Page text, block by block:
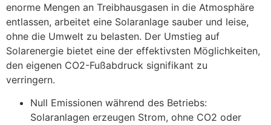
enorme Mengen an Treibhausgasen in die Atmosphäre
entlassen, arbeitet eine Solaranlage sauber und leise,
ohne die Umwelt zu belasten. Der Umstieg auf
Solarenergie bietet eine der effektivsten Möglichkeiten,
den eigenen CO2-Fußabdruck signifikant zu
verringern.
Null Emissionen während des Betriebs:
Solaranlagen erzeugen Strom, ohne CO2 oder